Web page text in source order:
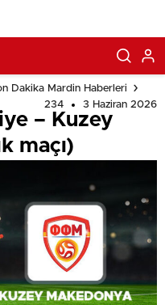
Dakika Mardin Haberleri
234
3 Haziran 2026
– Kuzey
maçı)